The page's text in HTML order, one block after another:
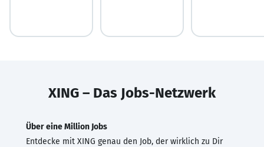
XING – Das Jobs-Netzwerk
Über eine Million Jobs
Entdecke mit XING genau den Job, der wirklich zu Dir